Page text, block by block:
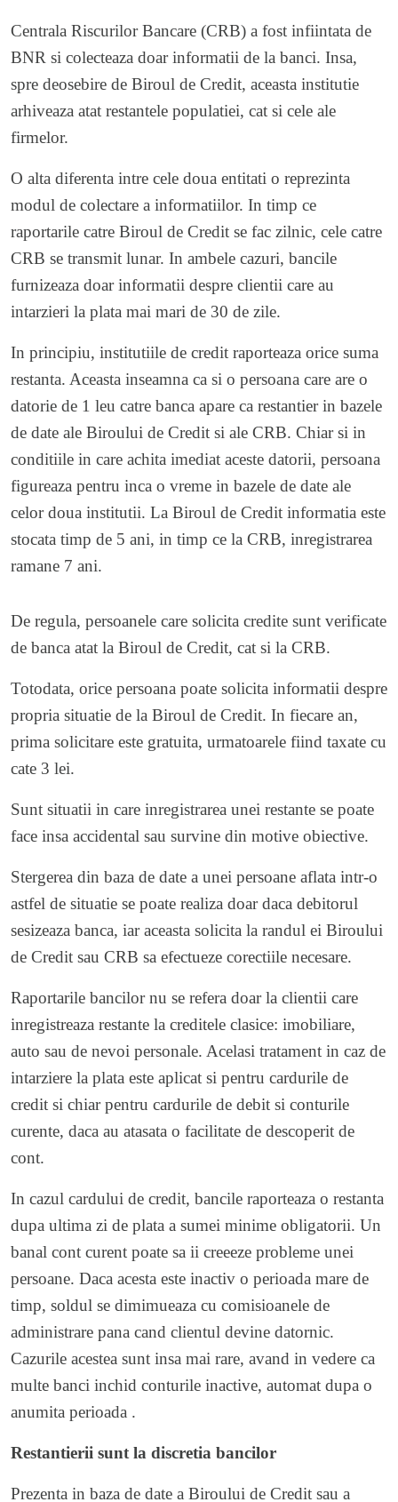
Centrala Riscurilor Bancare (CRB) a fost infiintata de
BNR si colecteaza doar informatii de la banci. Insa,
spre deosebire de Biroul de Credit, aceasta institutie
arhiveaza atat restantele populatiei, cat si cele ale
firmelor.
O alta diferenta intre cele doua entitati o reprezinta
modul de colectare a informatiilor. In timp ce
raportarile catre Biroul de Credit se fac zilnic, cele catre
CRB se transmit lunar. In ambele cazuri, bancile
furnizeaza doar informatii despre clientii care au
intarzieri la plata mai mari de 30 de zile.
In principiu, institutiile de credit raporteaza orice suma
restanta. Aceasta inseamna ca si o persoana care are o
datorie de 1 leu catre banca apare ca restantier in bazele
de date ale Biroului de Credit si ale CRB. Chiar si in
conditiile in care achita imediat aceste datorii, persoana
figureaza pentru inca o vreme in bazele de date ale
celor doua institutii. La Biroul de Credit informatia este
stocata timp de 5 ani, in timp ce la CRB, inregistrarea
ramane 7 ani.
De regula, persoanele care solicita credite sunt verificate
de banca atat la Biroul de Credit, cat si la CRB.
Totodata, orice persoana poate solicita informatii despre
propria situatie de la Biroul de Credit. In fiecare an,
prima solicitare este gratuita, urmatoarele fiind taxate cu
cate 3 lei.
Sunt situatii in care inregistrarea unei restante se poate
face insa accidental sau survine din motive obiective.
Stergerea din baza de date a unei persoane aflata intr-o
astfel de situatie se poate realiza doar daca debitorul
sesizeaza banca, iar aceasta solicita la randul ei Biroului
de Credit sau CRB sa efectueze corectiile necesare.
Raportarile bancilor nu se refera doar la clientii care
inregistreaza restante la creditele clasice: imobiliare,
auto sau de nevoi personale. Acelasi tratament in caz de
intarziere la plata este aplicat si pentru cardurile de
credit si chiar pentru cardurile de debit si conturile
curente, daca au atasata o facilitate de descoperit de
cont.
In cazul cardului de credit, bancile raporteaza o restanta
dupa ultima zi de plata a sumei minime obligatorii. Un
banal cont curent poate sa ii creeeze probleme unei
persoane. Daca acesta este inactiv o perioada mare de
timp, soldul se dimimueaza cu comisioanele de
administrare pana cand clientul devine datornic.
Cazurile acestea sunt insa mai rare, avand in vedere ca
multe banci inchid conturile inactive, automat dupa o
anumita perioada .
Restantierii sunt la discretia bancilor
Prezenta in baza de date a Biroului de Credit sau a